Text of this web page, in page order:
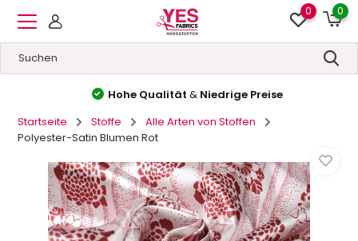
0 0
Hohe Qualität&Niedrige Preise
Startseite
Stoffe
Alle Arten von Stoffen
Polyester-Satin Blumen Rot